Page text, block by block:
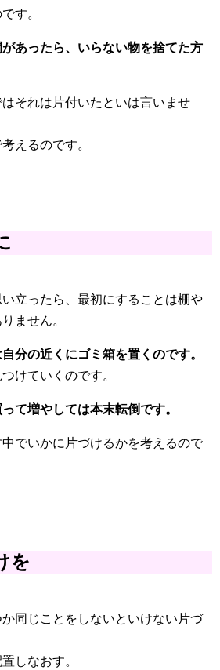
す。
あったら、いらない物を捨てた方
それは片付いたといは言いませ
えるのです。
立ったら、最初にすることは棚や
ません。
分の近くにゴミ箱を置くのです。
けていくのです。
て増やしては本末転倒です。
でいかに片づけるかを考えるので
を
同じことをしないといけない片づ
しなおす。